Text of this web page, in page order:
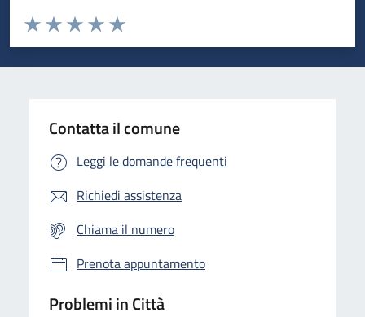
Domanda
Valuta da 1 a 5 stelle la pagina
Valuta 5 stelle su 5
Valuta 4 stelle su 5
Valuta 3 stelle su 5
Valuta 2 stelle su 5
Valuta 1 stelle su 5
Contatta il comune
Leggi le domande frequenti
Richiedi assistenza
Chiama il numero
Prenota appuntamento
Problemi in Città